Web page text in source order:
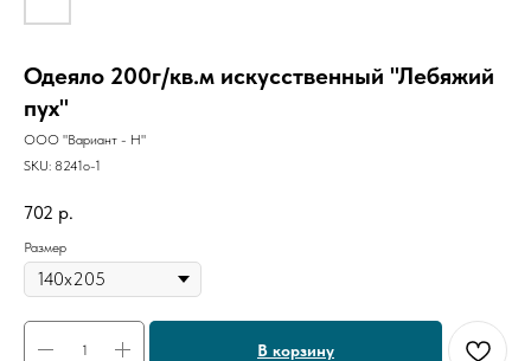
Одеяло 200г/кв.м искусственный "Лебяжий
пух"
ООО "Вариант - Н"
SKU: 8241о-1
702 р.
Размер
В корзину